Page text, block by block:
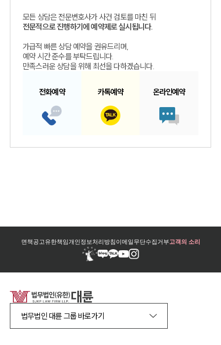
모든 상담은 전문변호사가 사건 검토를 마친 뒤
전문적으로 진행하기에 예약제로 실시됩니다.
가급적 빠른 상담 예약을 권유드리며,
예약 시간 준수를 부탁드립니다.
만족스러운 상담을 위해 최선을 다하겠습니다.
전화예약 카톡예약 온라인예약
면책공고유한책임개인정보처리방침이메일무단수집거부고객의 소리
법무법인 대륜 그룹 바로가기